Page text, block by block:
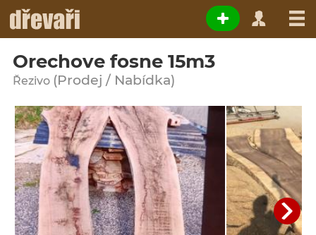
Orechove fosne 15m3
Řezivo (Prodej / Nabídka)